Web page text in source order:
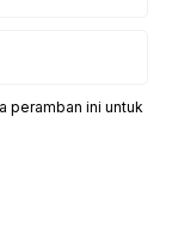
peramban ini untuk